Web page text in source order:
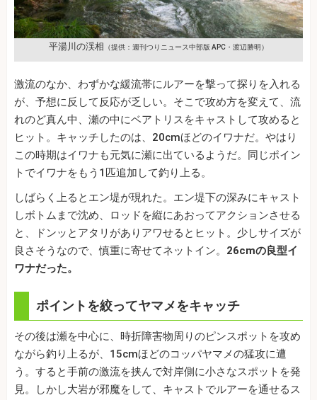
平湯川の渓相 （提供：週刊つりニュース中部版 APC・渡辺勝明）
激流のなか、わずかな緩流帯にルアーを撃って探りを入れる
が、予想に反して反応が乏しい。そこで攻め方を変えて、流
れのど真ん中、瀬の中にベアトリスをキャストして攻めると
ヒット。キャッチしたのは、20cmほどのイワナだ。やはり
この時期はイワナも元気に瀬に出ているようだ。同じポイン
トでイワナをもう1匹追加して釣り上る。
しばらく上るとエン堤が現れた。エン堤下の深みにキャスト
しボトムまで沈め、ロッドを縦にあおってアクションさせる
と、ドンッとアタリがありアワせるとヒット。少しサイズが
良さそうなので、慎重に寄せてネットイン。 26cmの良型イ
ワナだった。
ポイントを絞ってヤマメをキャッチ
その後は瀬を中心に、時折障害物周りのピンスポットを攻め
ながら釣り上るが、15cmほどのコッパヤマメの猛攻に遭
う。すると手前の激流を挟んで対岸側に小さなスポットを発
見。しかし大岩が邪魔をして、キャストでルアーを通せるス